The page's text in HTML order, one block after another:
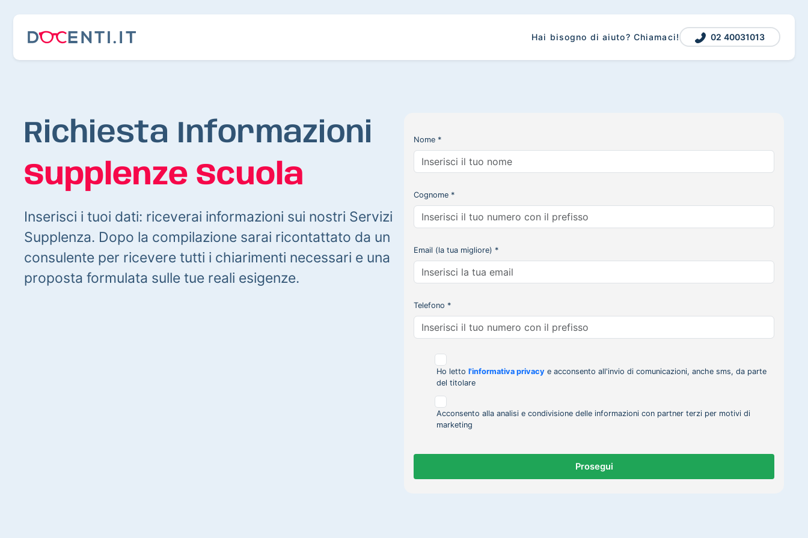
Hai bisogno di aiuto? Chiamaci! 02 40031013
Richiesta Informazioni
Supplenze Scuola
Inserisci i tuoi dati: riceverai informazioni sui nostri Servizi
Supplenza. Dopo la compilazione sarai ricontattato da un
consulente per ricevere tutti i chiarimenti necessari e una
proposta formulata sulle tue reali esigenze.
Nome *
Cognome *
Email (la tua migliore) *
Telefono *
Ho letto l'informativa privacy e acconsento all'invio di comunicazioni, anche sms, da parte
del titolare
Acconsento alla analisi e condivisione delle informazioni con partner terzi per motivi di
marketing